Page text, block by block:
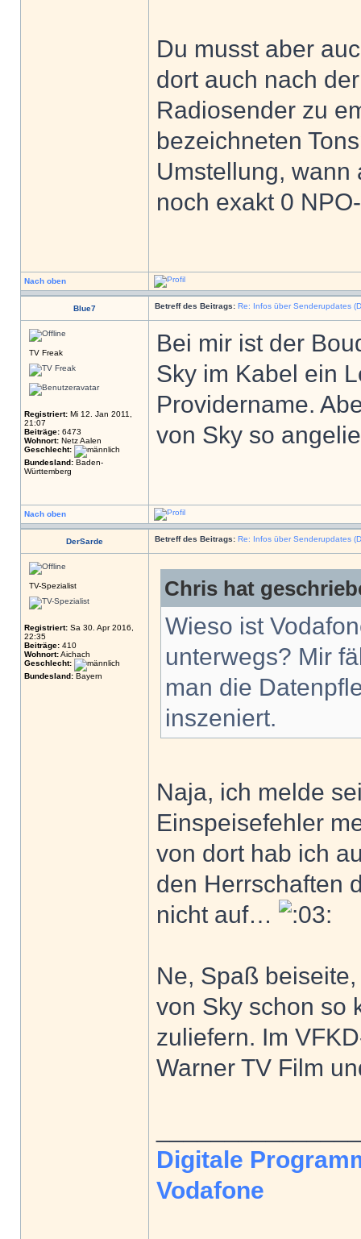
Du musst aber
dort auch nach
Radiosender zu
bezeichneten
Umstellung, wann
noch exakt 0
Nach oben
Blue7 Betreff des Beitrags: Re: Infos über Senderupdates
TV Freak
Registriert: Mi 12. Jan 2011,
21:07
Beiträge: 6473
Wohnort: Netz Aalen
Geschlecht:
Bundesland: Baden-
Württemberg
Bei mir ist der
Sky im Kabel ein
Providername.
von Sky so
Nach oben
DerSarde Betreff des Beitrags: Re: Infos über Senderupdates
TV-Spezialist
Registriert: Sa 30. Apr 2016,
22:35
Beiträge: 410
Wohnort:Aichach
Geschlecht:
Bundesland: Bayern
Chris hat
Wieso ist
unterwegs? Mir
man die
inszeniert.
Naja, ich melde
Einspeisefehler
von dort hab ich
den Herrschaften
nicht auf…
Ne, Spaß
von Sky schon so
zuliefern. Im
Warner TV Film
Digitale
Vodafone